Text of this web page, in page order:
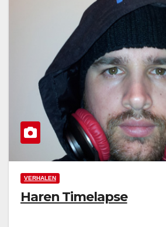
VERHALEN
Haren Timelapse